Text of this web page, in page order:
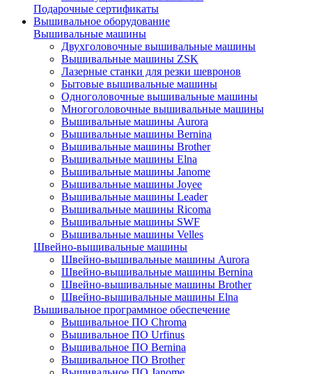
Подарочные сертификаты
Вышивальное оборудование
Вышивальные машины
Двухголовочные вышивальные машины
Вышивальные машины ZSK
Лазерные станки для резки шевронов
Бытовые вышивальные машины
Одноголовочные вышивальные машины
Многоголовочные вышивальные машины
Вышивальные машины Aurora
Вышивальные машины Bernina
Вышивальные машины Brother
Вышивальные машины Elna
Вышивальные машины Janome
Вышивальные машины Joyee
Вышивальные машины Leader
Вышивальные машины Ricoma
Вышивальные машины SWF
Вышивальные машины Velles
Швейно-вышивальные машины
Швейно-вышивальные машины Aurora
Швейно-вышивальные машины Bernina
Швейно-вышивальные машины Brother
Швейно-вышивальные машины Elna
Вышивальное программное обеспечение
Вышивальное ПО Chroma
Вышивальное ПО Urfinus
Вышивальное ПО Bernina
Вышивальное ПО Brother